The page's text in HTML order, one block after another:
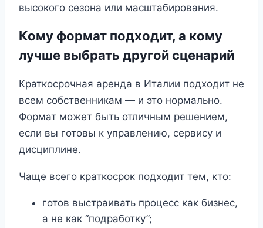
высокого сезона или масштабирования.
Кому формат подходит, а кому
лучше выбрать другой сценарий
Краткосрочная аренда в Италии подходит не
всем собственникам — и это нормально.
Формат может быть отличным решением,
если вы готовы к управлению, сервису и
дисциплине.
Чаще всего краткосрок подходит тем, кто:
готов выстраивать процесс как бизнес,
а не как “подработку”;